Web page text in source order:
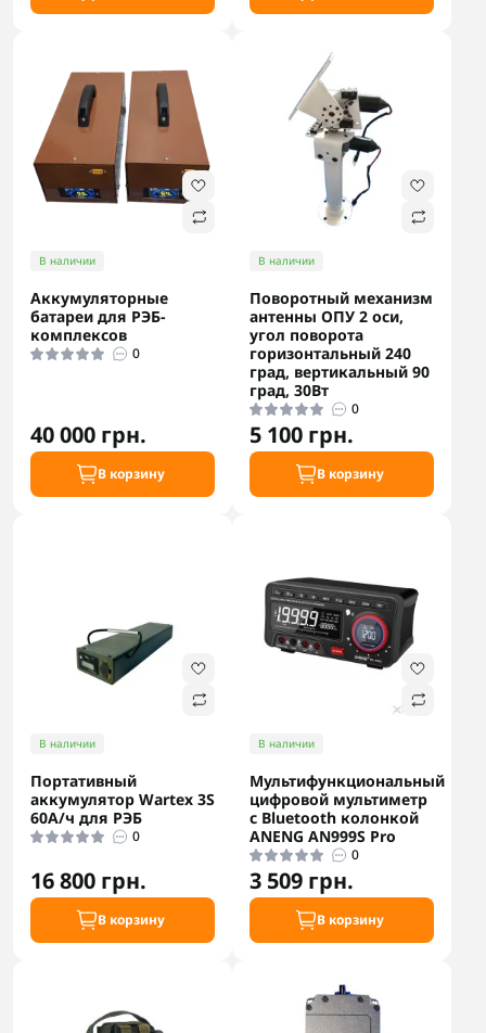
В наличии
Аккумуляторные
батареи для РЭБ-
комплексов
0
40 000 грн.
В корзину
В наличии
Поворотный механизм
антенны ОПУ 2 оси,
угол поворота
горизонтальный 240
град, вертикальный 90
град, 30Вт
0
5 100 грн.
В корзину
В наличии
Портативный
аккумулятор Wartex 3S
60А/ч для РЭБ
0
16 800 грн.
В корзину
В наличии
Мультифункциональный
цифровой мультиметр
с Bluetooth колонкой
ANENG AN999S Pro
0
3 509 грн.
В корзину